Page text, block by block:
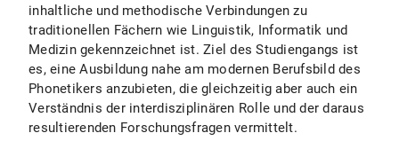
inhaltliche und methodische Verbindungen zu
traditionellen Fächern wie Linguistik, Informatik und
Medizin gekennzeichnet ist. Ziel des Studiengangs ist
es, eine Ausbildung nahe am modernen Berufsbild des
Phonetikers anzubieten, die gleichzeitig aber auch ein
Verständnis der interdisziplinären Rolle und der daraus
resultierenden Forschungsfragen vermittelt.